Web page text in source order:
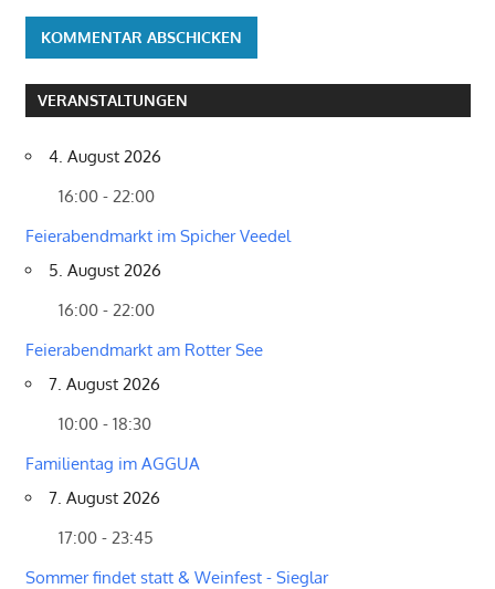
VERANSTALTUNGEN
4. August 2026
16:00 - 22:00
Feierabendmarkt im Spicher Veedel
5. August 2026
16:00 - 22:00
Feierabendmarkt am Rotter See
7. August 2026
10:00 - 18:30
Familientag im AGGUA
7. August 2026
17:00 - 23:45
Sommer findet statt & Weinfest - Sieglar